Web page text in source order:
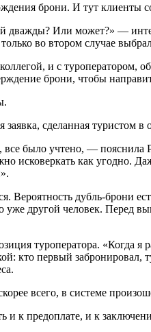
брони. И тут
дважды? Или может?» —
во втором случае
и с
брони, чтобы
сделанная
было учтено, —
как угодно.
Вероятность дубль-брони
другой человек. Перед
туроператора. «Когда
кто первый забронировал,
всего, в системе
к предоплате, и к